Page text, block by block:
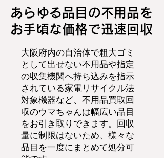
あらゆる品目の不用品を
お手頃な価格で迅速回収
大阪府内の自治体で粗大ゴミ
として出せない不用品や指定
の収集機関へ持ち込みを指示
されている家電リサイクル法
対象機器など、不用品買取回
収のウマちゃんは幅広い品目
をお引き取りできます。回収
量に制限はないため、様々な
品目を一度にまとめて処分可